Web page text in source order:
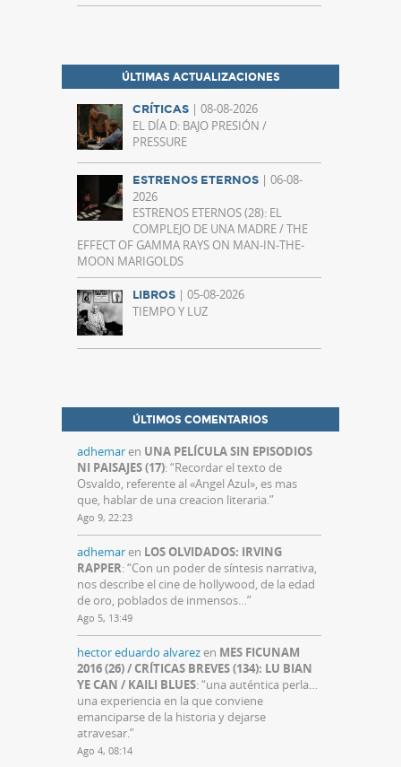
ÚLTIMAS ACTUALIZACIONES
CRÍTICAS | 08-08-2026
EL DÍA D: BAJO PRESIÓN /
PRESSURE
ESTRENOS ETERNOS | 06-08-
2026
ESTRENOS ETERNOS (28): EL
COMPLEJO DE UNA MADRE / THE
EFFECT OF GAMMA RAYS ON MAN-IN-THE-
MOON MARIGOLDS
LIBROS | 05-08-2026
TIEMPO Y LUZ
ÚLTIMOS COMENTARIOS
adhemaren UNA PELÍCULA SIN EPISODIOS
NI PAISAJES (17): “Recordar el texto de
Osvaldo, referente al «Angel Azul», es mas
que, hablar de una creacion literaria.”
Ago 9, 22:23
adhemaren LOS OLVIDADOS: IRVING
RAPPER: “Con un poder de síntesis narrativa,
nos describe el cine de hollywood, de la edad
de oro, poblados de inmensos…”
Ago 5, 13:49
hector eduardo alvarezen MES FICUNAM
2016 (26) / CRÍTICAS BREVES (134): LU BIAN
YE CAN / KAILI BLUES: “una auténtica perla…
una experiencia en la que conviene
emanciparse de la historia y dejarse
atravesar.”
Ago 4, 08:14